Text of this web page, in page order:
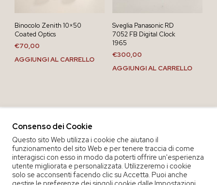
Binocolo Zenith 10×50
Coated Optics
€70,00
AGGIUNGI AL CARRELLO
Sveglia Panasonic RD
7052 FB Digital Clock
1965
€300,00
AGGIUNGI AL CARRELLO
Consenso dei Cookie
Questo sito Web utilizza i cookie che aiutano il
funzionamento del sito Web e per tenere traccia di come
interagisci con esso in modo da poterti offrire un'esperienza
utente migliorata e personalizzata. Utilizzeremo i cookie
solo se acconsenti facendo clic su Accetta. Puoi anche